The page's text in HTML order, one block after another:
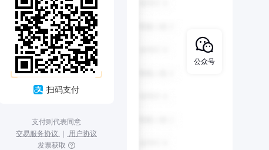
扫码支付
支付则代表同意
交易服务协议 ｜ 用户协议
发票获取
公众号